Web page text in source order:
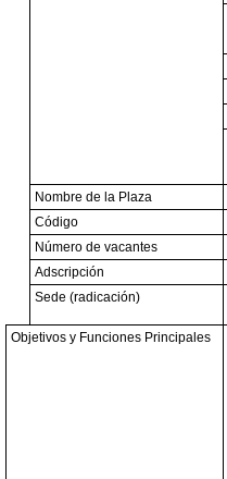
Nombre de la Plaza
Código
Número de vacantes
Adscripción
Sede (radicación)
Objetivos y Funciones Principales